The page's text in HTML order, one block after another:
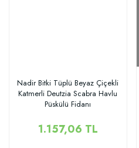
Nadir Bitki Tüplü Beyaz Çiçekli
Katmerli Deutzia Scabra Havlu
Püskülü Fidanı
1.157,06 TL